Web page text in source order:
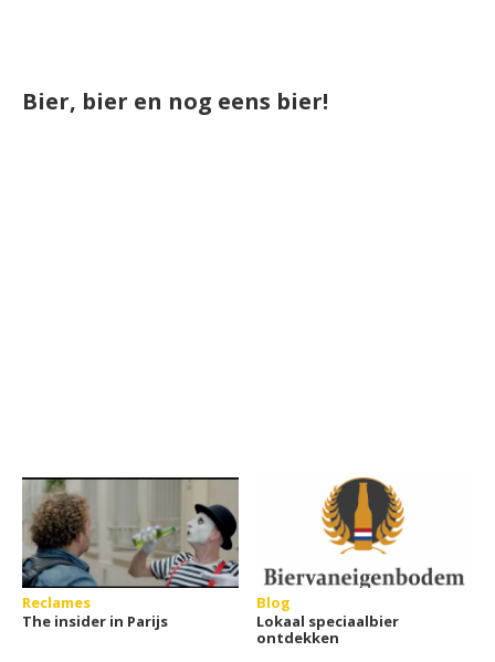
Bier, bier en nog eens bier!
Reclames
The insider in Parijs
Blog
Lokaal speciaalbier
ontdekken